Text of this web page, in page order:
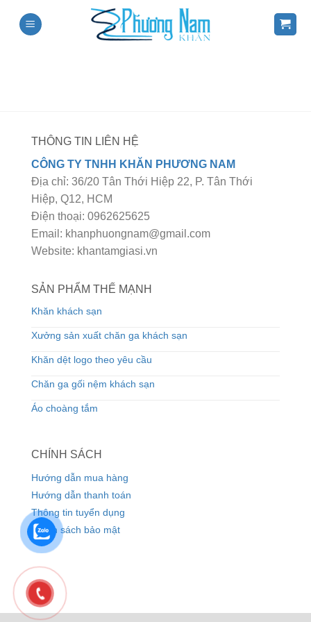
THÔNG TIN LIÊN HỆ
CÔNG TY TNHH KHĂN PHƯƠNG NAM
Địa chỉ: 36/20 Tân Thới Hiệp 22, P. Tân Thới
Hiệp, Q12, HCM
Điện thoại: 0962625625
Email: khanphuongnam@gmail.com
Website: khantamgiasi.vn
SẢN PHẨM THẾ MẠNH
Khăn khách sạn
Xưởng sản xuất chăn ga khách sạn
Khăn dệt logo theo yêu cầu
Chăn ga gối nệm khách sạn
Áo choàng tắm
CHÍNH SÁCH
Hướng dẫn mua hàng
Hướng dẫn thanh toán
Thông tin tuyển dụng
Chính sách bảo mật